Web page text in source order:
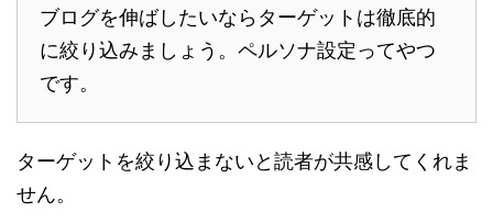
ブログを伸ばしたいならターゲットは徹底的
に絞り込みましょう。ペルソナ設定ってやつ
です。
ターゲットを絞り込まないと読者が共感してくれま
せん。